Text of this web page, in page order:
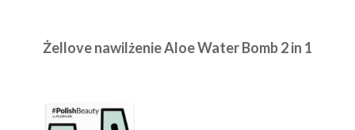
Żellove nawilżenie Aloe Water Bomb 2 in 1